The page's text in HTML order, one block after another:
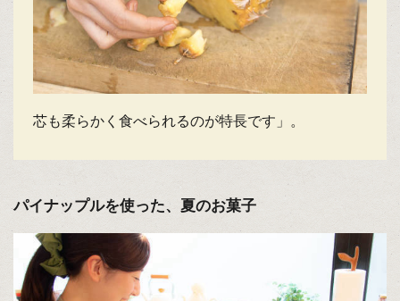
芯も柔らかく食べられるのが特長です」。
パイナップルを使った、夏のお菓子